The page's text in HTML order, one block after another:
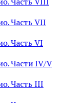
Часть VII
Часть VI
Части IV/V
Часть III